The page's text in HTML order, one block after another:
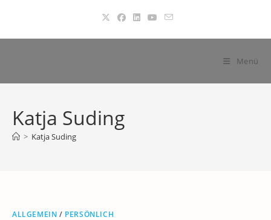
springen
Menü
Katja Suding
> Katja Suding
ALLGEMEIN / PERSÖNLICH